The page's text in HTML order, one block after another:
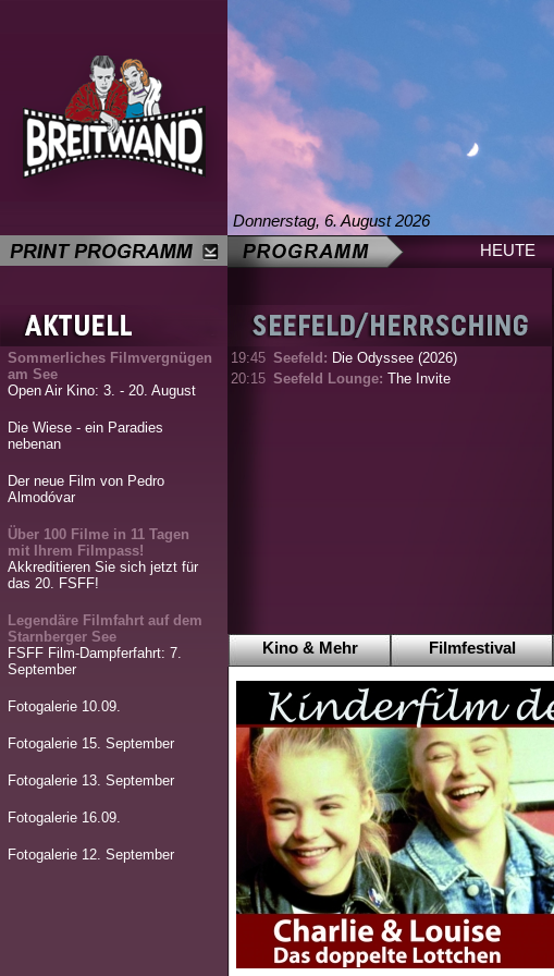
Donnerstag, 6. August 2026
HEUTE
Sommerliches Filmvergnügen
am See
Open Air Kino: 3. - 20. August
Die Wiese - ein Paradies
nebenan
Der neue Film von Pedro
Almodóvar
Über 100 Filme in 11 Tagen
mit Ihrem Filmpass!
Akkreditieren Sie sich jetzt für
das 20. FSFF!
Legendäre Filmfahrt auf dem
Starnberger See
FSFF Film-Dampferfahrt: 7.
September
Fotogalerie 10.09.
Fotogalerie 15. September
Fotogalerie 13. September
Fotogalerie 16.09.
Fotogalerie 12. September
19:45 Seefeld: Die Odyssee (2026)
20:15 Seefeld Lounge: The Invite
Kino & Mehr Filmfestival